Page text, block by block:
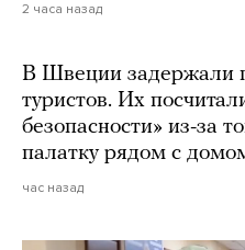
2 часа назад
В Швеции задержали
туристов. Их
безопасности» из-за
палатку рядом с
час назад